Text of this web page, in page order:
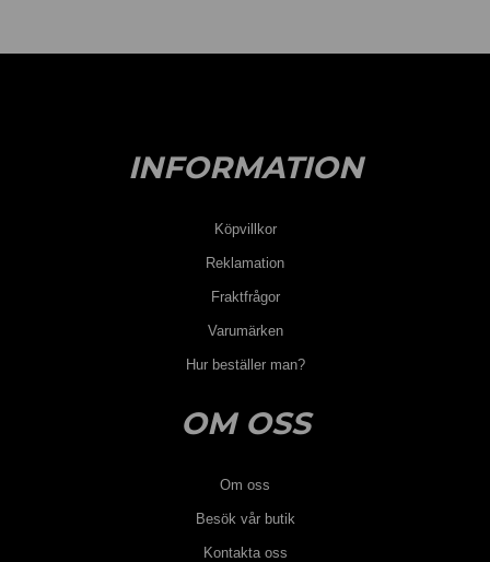
INFORMATION
Köpvillkor
Reklamation
Fraktfrågor
Varumärken
Hur beställer man?
OM OSS
Om oss
Besök vår butik
Kontakta oss